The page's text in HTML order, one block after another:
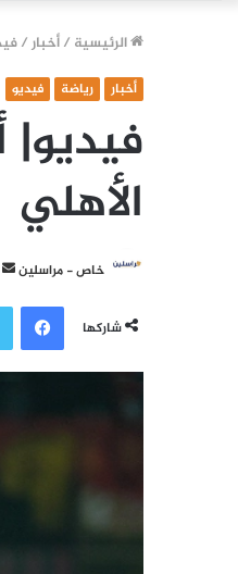
الرئيسية /أخبار/
أخبار رياضة فيديو
الأهلي
خاص - مراسلين
شاركها